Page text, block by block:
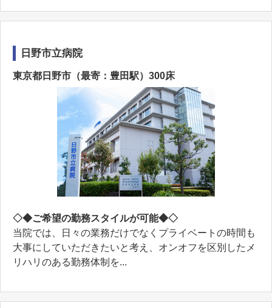
日野市立病院
東京都日野市（最寄：豊田駅）300床
◇◆ご希望の勤務スタイルが可能◆◇
当院では、日々の業務だけでなくプライベートの時間も
⼤事にしていただきたいと考え、オンオフを区別したメ
リハリのある勤務体制を...